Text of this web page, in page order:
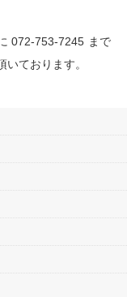
072-753-7245 まで
ております。